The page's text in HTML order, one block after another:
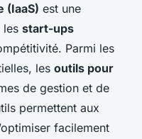
(IaaS) est une
les start-ups
Parmi les
les outils pour
de gestion et de
permettent aux
facilement